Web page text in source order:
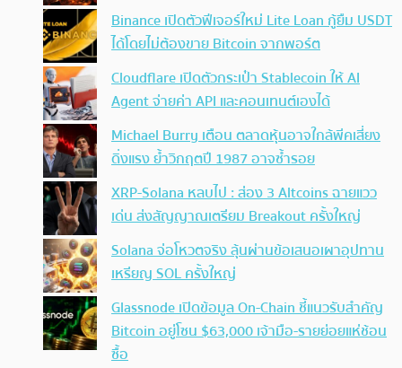
Binance เปิดตัวฟีเจอร์ใหม่ Lite Loan กู้ยืม USDT
ได้โดยไม่ต้องขาย Bitcoin จากพอร์ต
Cloudflare เปิดตัวกระเป๋า Stablecoin ให้ AI
Agent จ่ายค่า API และคอนเทนต์เองได้
Michael Burry เตือน ตลาดหุ้นอาจใกล้พีคเสี่ยง
ดิ่งแรง ย้ำวิกฤตปี 1987 อาจซ้ำรอย
XRP-Solana หลบไป : ส่อง 3 Altcoins ฉายแวว
เด่น ส่งสัญญาณเตรียม Breakout ครั้งใหญ่
Solana จ่อโหวตจริง ลุ้นผ่านข้อเสนอเผาอุปทาน
เหรียญ SOL ครั้งใหญ่
Glassnode เปิดข้อมูล On-Chain ชี้แนวรับสำคัญ
Bitcoin อยู่โซน $63,000 เจ้ามือ-รายย่อยแห่ช้อน
ซื้อ